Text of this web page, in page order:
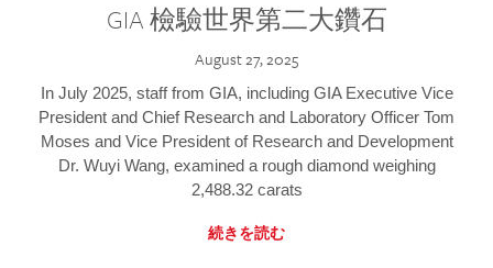
GIA 檢驗世界第二大鑽石
August 27, 2025
In July 2025, staff from GIA, including GIA Executive Vice
President and Chief Research and Laboratory Officer Tom
Moses and Vice President of Research and Development
Dr. Wuyi Wang, examined a rough diamond weighing
2,488.32 carats
続きを読む